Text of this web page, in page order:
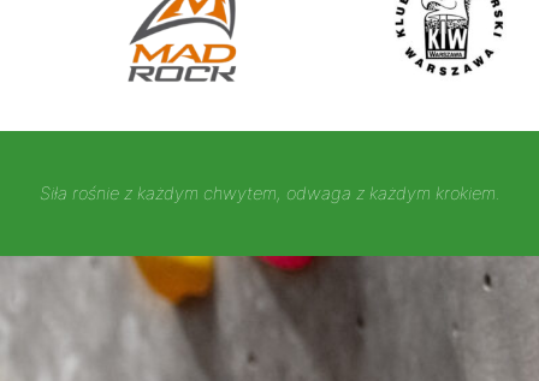
Siła rośnie z każdym chwytem, odwaga z każdym krokiem.